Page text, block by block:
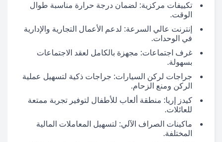
تكييفات مركزية: لضمان درجة حرارة مناسبة طوال
الوقت.
إنترنت عالي السرعة: لدعم الأعمال التجارية والإدارية
في الوحدات.
غرف اجتماعات: مجهزة بالكامل لعقد الاجتماعات
بسهولة.
جراجات لركن السيارات: جراجات ذكية لتسهيل عملية
الركن ومنع الزحام.
كيدز إريا: منطقة ألعاب للأطفال لتوفير تجربة ممتعة
للعائلات.
ماكينات الصراف الآلي: لتسهيل المعاملات المالية
المختلفة.